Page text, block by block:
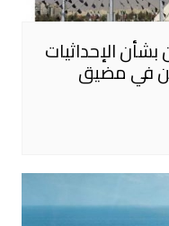
الإحداثيات
في مضيق